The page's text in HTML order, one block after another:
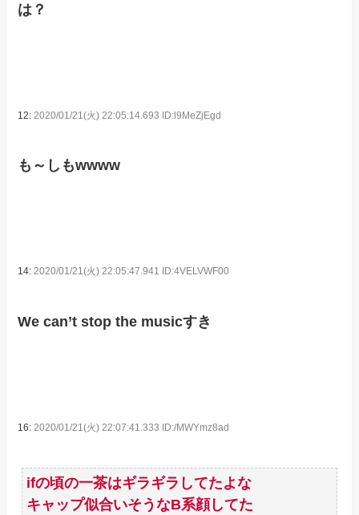
は？
12: 2020/01/21(火) 22:05:14.693 ID:l9MeZjEgd
も～しもwwww
14:2020/01/21(火) 22:05:47.941 ID:4VELVWF00
We can’t stop the musicすき
16:2020/01/21(火) 22:07:41.333 ID:/MWYmz8ad
ifの頃の一茶はギラギラしてたよな
キャップ似合いそうなB系顔してた